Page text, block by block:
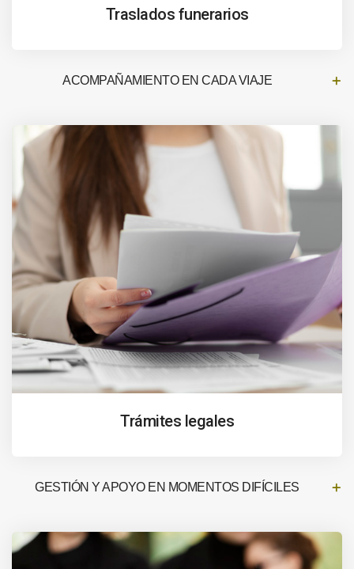
Traslados funerarios
ACOMPAÑAMIENTO EN CADA VIAJE
Trámites legales
GESTIÓN Y APOYO EN MOMENTOS DIFÍCILES